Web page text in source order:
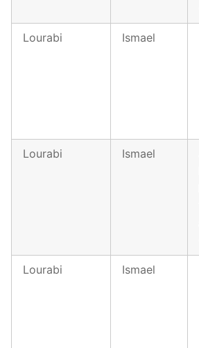
Lourabi Ismael
Lourabi Ismael
Lourabi Ismael